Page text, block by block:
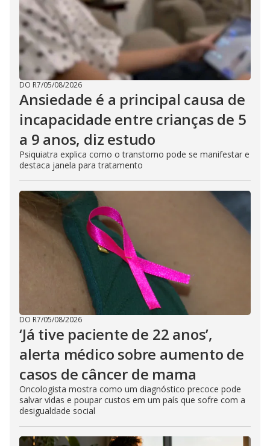
DO R7/05/08/2026
Ansiedade é a principal causa de
incapacidade entre crianças de 5
a 9 anos, diz estudo
Psiquiatra explica como o transtorno pode se manifestar e
destaca janela para tratamento
DO R7/05/08/2026
‘Já tive paciente de 22 anos’,
alerta médico sobre aumento de
casos de câncer de mama
Oncologista mostra como um diagnóstico precoce pode
salvar vidas e poupar custos em um país que sofre com a
desigualdade social